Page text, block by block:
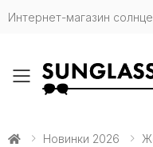
Интернет-магазин
Toggle
Новинки 2026